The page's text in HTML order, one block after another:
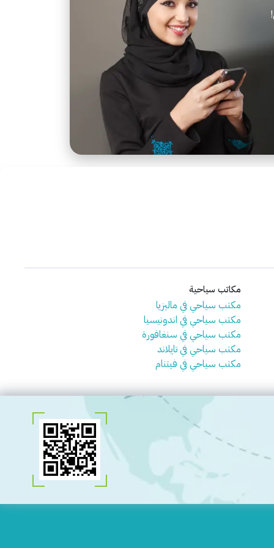
مكاتب سياحية
مكتب سياحي في ماليزيا
مكتب سياحي في اندونيسيا
مكتب سياحي في سنغافورة
مكتب سياحي في تايلاند
مكتب سياحي في فيتنام